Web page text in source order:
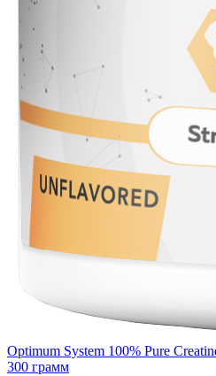
Optimum System 100% Pure
300 грамм